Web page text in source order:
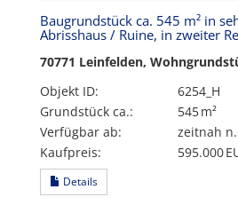
Baugrundstück ca. 545 m² in
Abrisshaus / Ruine, in zweiter
70771 Leinfelden,
Objekt ID:
6254_H
Grund­stück ca.:
545 m²
Verfügbar ab:
zeitnah
Kaufpreis:
595.000
Details